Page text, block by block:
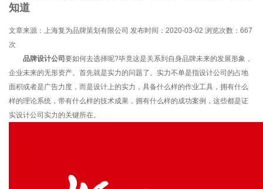
知道
文章来源：上海复为品牌策划有限公司 发布时间：2020-03-02 浏览次数： 667
次
品牌设计公司 要如何去选择呢?毕竟这是关系到自身品牌未来的发展形象，
企业未来的无形资产。首先就是实力的问题了。实力不单是指设计公司的占地
面积或者是广告力度，而是设计上的实力，具备什么样的作业工具，拥有什么
样的理论系统，带有什么样的技术成果，拥有什么样的成功案例，这些都是证
实设计公司实力的关键所在。